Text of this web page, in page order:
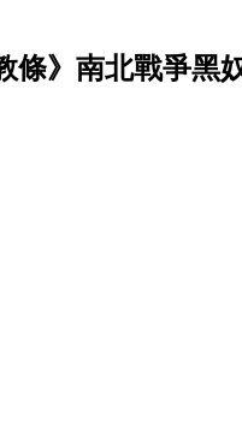
條》南北戰爭黑